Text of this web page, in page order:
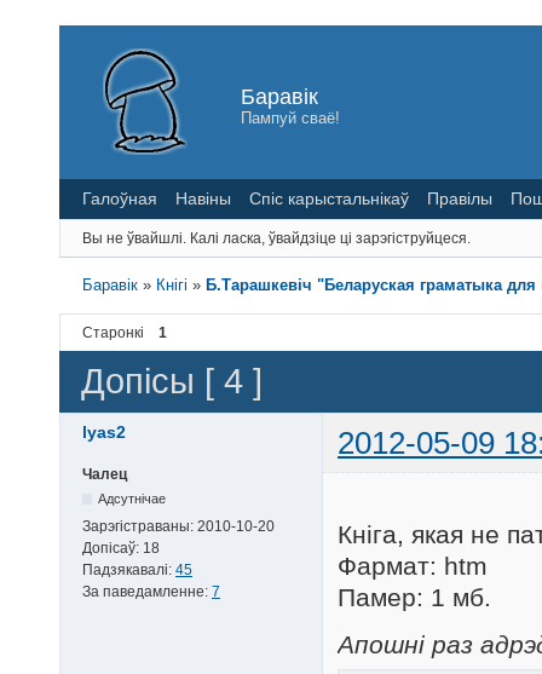
Баравік
Пампуй сваё!
Галоўная Навіны Спіс карыстальнікаў Правілы
Вы не ўвайшлі. Калі ласка, ўвайдзіце ці зарэгіструйцеся.
Баравік » Кнігі » Б.Тарашкевіч "Беларуская граматыка
Старонкі 1
Допісы [ 4 ]
lyas2 2012-05-09
Чалец
Адсутнічае
Зарэгістраваны: 2010-10-20
Допісаў: 18
Падзякавалі: 45
За паведамленне: 7
Кніга, якая не
Фармат: htm
Памер: 1 мб.
Апошні раз